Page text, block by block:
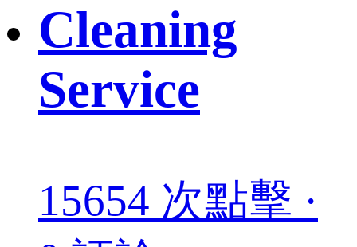
Cleaning
Service
15654 次點擊 ·